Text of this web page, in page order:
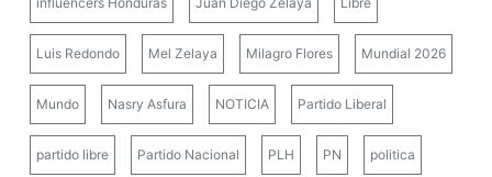
Luis Redondo Mel Zelaya Milagro Flores Mundial 2026
Mundo Nasry Asfura NOTICIA Partido Liberal
partido libre Partido Nacional PLH PN politica